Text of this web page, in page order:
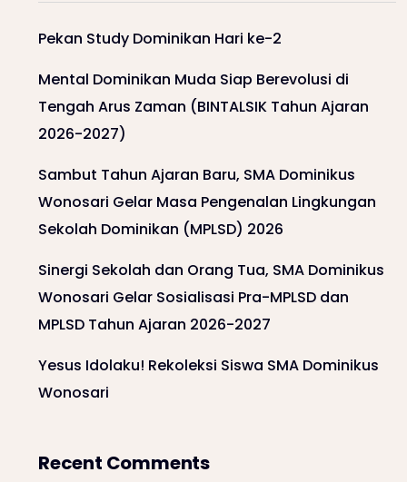
Pekan Study Dominikan Hari ke-2
Mental Dominikan Muda Siap Berevolusi di
Tengah Arus Zaman (BINTALSIK Tahun Ajaran
2026-2027)
Sambut Tahun Ajaran Baru, SMA Dominikus
Wonosari Gelar Masa Pengenalan Lingkungan
Sekolah Dominikan (MPLSD) 2026
Sinergi Sekolah dan Orang Tua, SMA Dominikus
Wonosari Gelar Sosialisasi Pra-MPLSD dan
MPLSD Tahun Ajaran 2026-2027
Yesus Idolaku! Rekoleksi Siswa SMA Dominikus
Wonosari
Recent Comments